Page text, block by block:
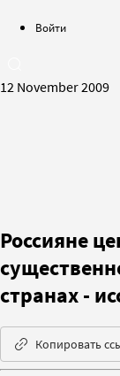
Войти
12 November 2009
Россияне
странах -
Копировать